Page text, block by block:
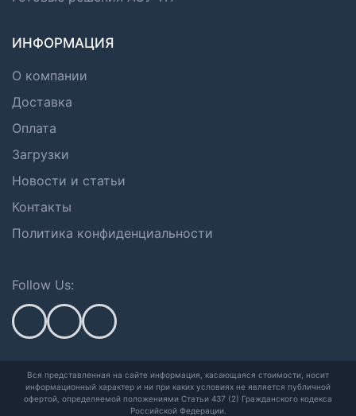
ИНФОРМАЦИЯ
О компании
Доставка
Оплата
Загрузки
Новости и статьи
Контакты
Политика конфиденциальности
Follow Us:
Вся представленная на сайте информация, касающаяся стоимости, носит
информационный характер и ни при каких условиях не является публичной
офертой, определяемой положениями Статьи 437 (2) Гражданского кодекса
Российской Федерации.